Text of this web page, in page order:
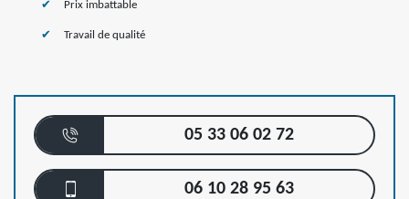
Prix imbattable
Travail de qualité
05 33 06 02 72
06 10 28 95 63